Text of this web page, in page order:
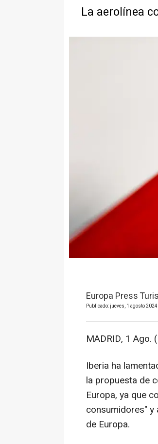
La aerolínea
Europa Press
Publicado: jueves, 1 agosto
MADRID, 1 Ago.
Iberia ha
la propuesta de
Europa, ya que
consumidores" y
de Europa.